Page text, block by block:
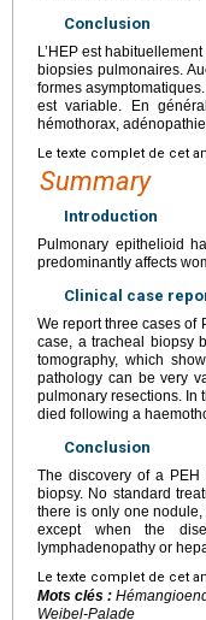
Conclusion
L’HEP est
biopsies pulmonaires.
formes
est variable. En
hémothorax,
Le texte complet de cet
Summary
Introduction
Pulmonary epithelioid
predominantly affects
Clinical case
We report three cases of
case, a tracheal biopsy
tomography, which
pathology can be very
pulmonary resections. In
died following a
Conclusion
The discovery of a
biopsy. No standard
there is only one
except when the
lymphadenopathy or
Le texte complet de cet
Mots clés :
Weibel-Palade